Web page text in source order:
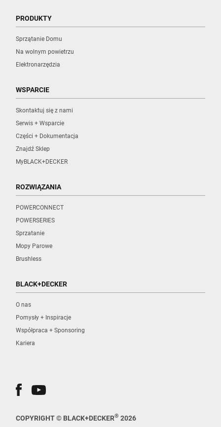
PRODUKTY
Sprzątanie Domu
Na wolnym powietrzu
Elektronarzędzia
WSPARCIE
Skontaktuj się z nami
Serwis + Wsparcie
Części + Dokumentacja
Znajdź Sklep
MyBLACK+DECKER
ROZWIĄZANIA
POWERCONNECT
POWERSERIES
Sprzatanie
Mopy Parowe
Brushless
BLACK+DECKER
O nas
Pomysły + Inspiracje
Współpraca + Sponsoring
Kariera
COPYRIGHT © BLACK+DECKER® 2026